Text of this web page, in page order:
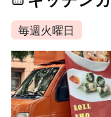
毎週火曜日